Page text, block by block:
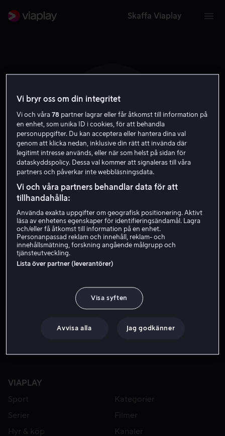
Skaffa Viaplay
D R
Douglas Russell
VIAPLAY
Sport
Kategorier
Serier
Filmer
Hyr & köp
Kanaler
Vi bryr oss om din integritet
Vi och våra78 partner lagrar eller får åtkomst till information på
en enhet, som unika ID i cookies, för att behandla
personuppgifter. Du kan acceptera eller hantera dina val
genom att klicka nedan, inklusive din rätt att invända där
legitimt intresse används, eller när som helst på sidan för
dataskyddspolicy. Dessa val kommer att signaleras till våra
partners och påverkar inte webbläsningsdata.
Vi och våra partners behandlar data för att
tillhandahålla:
Använda exakta uppgifter om geografisk positionering. Aktivt
läsa av enhetens egenskaper för identifieringsändamål. Lagra
och/eller få åtkomst till information på en enhet.
Personanpassad reklam och innehåll, reklam- och
innehållsmätning, forskning angående målgrupp och
tjänsteutveckling.
Lista över partner (leverantörer)
Visa syften
Avvisa alla Jag godkänner